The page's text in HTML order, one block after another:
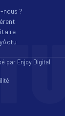
nous ?
par Enjoy Digital